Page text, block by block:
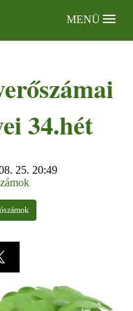
MENÜ
34.hét
25. 20:49